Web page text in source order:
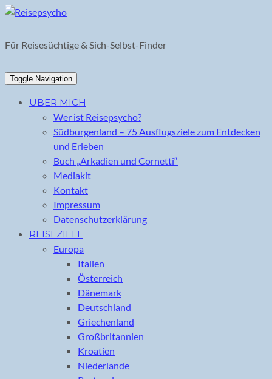
Skip
content
Für Reisesüchtige & Sich-Selbst-Finder
Toggle Navigation
ÜBER MICH
Wer ist Reisepsycho?
Südburgenland – 75 Ausflugsziele zum Entdecken
und Erleben
Buch „Arkadien und Cornetti“
Mediakit
Kontakt
Impressum
Datenschutzerklärung
REISEZIELE
Europa
Italien
Österreich
Dänemark
Deutschland
Griechenland
Großbritannien
Kroatien
Niederlande